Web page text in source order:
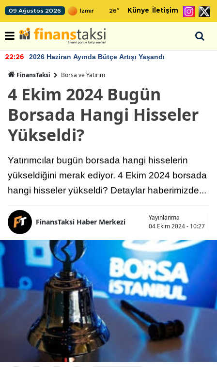
09 Ağustos 2026 26° Künye İletişim
22:26 2026 Haziran Ayında Bütçe Artışı Yaşandı
FinansTaksi Borsa ve Yatırım
4 Ekim 2024 Bugün
Borsada Hangi Hisseler
Yükseldi?
Yatırımcılar bugün borsada hangi hisselerin
yükseldiğini merak ediyor. 4 Ekim 2024 borsada
hangi hisseler yükseldi? Detaylar haberimizde...
FinansTaksi Haber Merkezi
Yayınlanma
04 Ekim 2024 - 10:27